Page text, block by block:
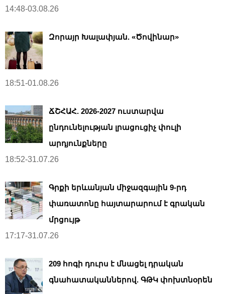
14:48-03.08.26
Զորայր Խալափյան. «Ծովինար»
18:51-01.08.26
ՃՇՀԱՀ. 2026-2027 ուստարվա
ընդունելության լրացուցիչ փուլի
արդյունքները
18:52-31.07.26
Գրքի երևանյան միջազգային 9-րդ
փառատոնը հայտարարում է գրական
մրցույթ
17:17-31.07.26
209 հոգի դուրս է մնացել դրական
գնահատականներով. ԳԹԿ փոխտնօրեն